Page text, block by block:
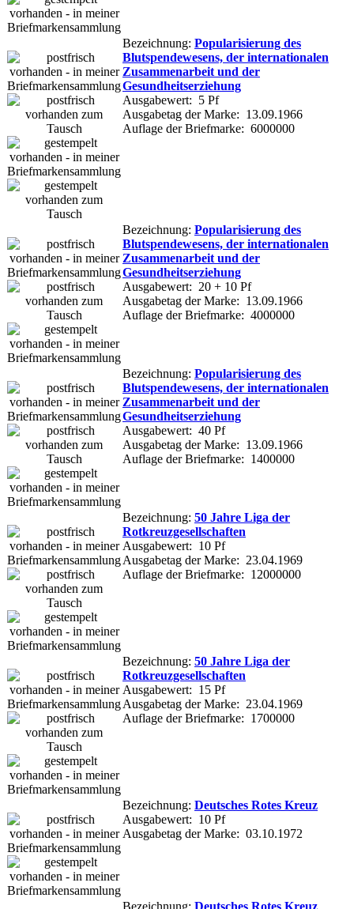
Bezeichnung: Popularisierung des
Blutspendewesens, der internationalen
Zusammenarbeit und der
Gesundheitserziehung
Ausgabewert: 5 Pf
Ausgabetag der Marke: 13.09.1966
Auflage der Briefmarke: 6000000
Bezeichnung: Popularisierung des
Blutspendewesens, der internationalen
Zusammenarbeit und der
Gesundheitserziehung
Ausgabewert: 20 + 10 Pf
Ausgabetag der Marke: 13.09.1966
Auflage der Briefmarke: 4000000
Bezeichnung: Popularisierung des
Blutspendewesens, der internationalen
Zusammenarbeit und der
Gesundheitserziehung
Ausgabewert: 40 Pf
Ausgabetag der Marke: 13.09.1966
Auflage der Briefmarke: 1400000
Bezeichnung: 50 Jahre Liga der
Rotkreuzgesellschaften
Ausgabewert: 10 Pf
Ausgabetag der Marke: 23.04.1969
Auflage der Briefmarke: 12000000
Bezeichnung: 50 Jahre Liga der
Rotkreuzgesellschaften
Ausgabewert: 15 Pf
Ausgabetag der Marke: 23.04.1969
Auflage der Briefmarke: 1700000
Bezeichnung: Deutsches Rotes Kreuz
Ausgabewert: 10 Pf
Ausgabetag der Marke: 03.10.1972
Bezeichnung: Deutsches Rotes Kreuz